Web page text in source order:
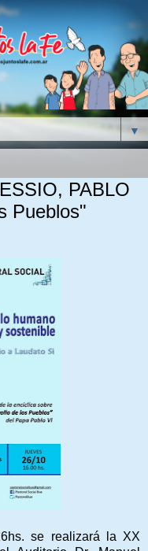
▼
PABLO
Pueblos"
se realizará la XX